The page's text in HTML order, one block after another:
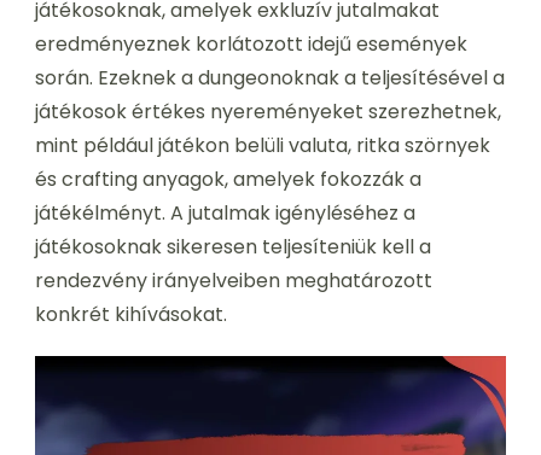
játékosoknak, amelyek exkluzív jutalmakat
eredményeznek korlátozott idejű események
során. Ezeknek a dungeonoknak a teljesítésével a
játékosok értékes nyereményeket szerezhetnek,
mint például játékon belüli valuta, ritka szörnyek
és crafting anyagok, amelyek fokozzák a
játékélményt. A jutalmak igényléséhez a
játékosoknak sikeresen teljesíteniük kell a
rendezvény irányelveiben meghatározott
konkrét kihívásokat.